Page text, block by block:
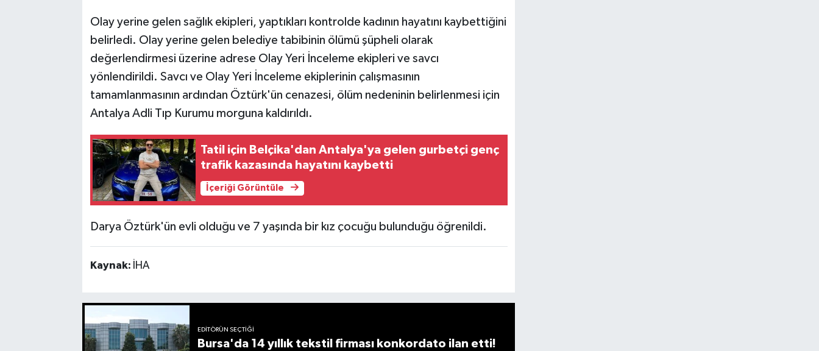
Olay yerine gelen sağlık ekipleri, yaptıkları kontrolde kadının hayatını kaybettiğini
belirledi. Olay yerine gelen belediye tabibinin ölümü şüpheli olarak
değerlendirmesi üzerine adrese Olay Yeri İnceleme ekipleri ve savcı
yönlendirildi. Savcı ve Olay Yeri İnceleme ekiplerinin çalışmasının
tamamlanmasının ardından Öztürk'ün cenazesi, ölüm nedeninin belirlenmesi için
Antalya Adli Tıp Kurumu morguna kaldırıldı.
Tatil için Belçika'dan Antalya'ya gelen gurbetçi genç
trafik kazasında hayatını kaybetti
İçeriği Görüntüle
Darya Öztürk'ün evli olduğu ve 7 yaşında bir kız çocuğu bulunduğu öğrenildi.
Kaynak: İHA
EDITÖRÜN SEÇTIĞI
Bursa'da 14 yıllık tekstil firması konkordato ilan etti!